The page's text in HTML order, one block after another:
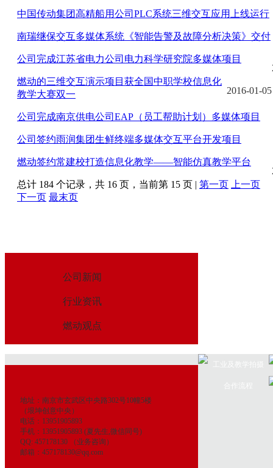
中国传动集团高精船用公司PLC系统三维交互应用上线运行
南瑞继保交互多媒体系统《智能告警及故障分析决策》交付
公司完成江苏省电力公司电力科学研究院多媒体项目
2016-01-05
燃动的三维交互演示项目获全国中职学校信息化
教学大赛双一
公司完成南京供电公司EAP（员工帮助计划）多媒体项目
公司签约雨润集团生鲜终端多媒体交互平台开发项目
燃动签约常建校打造信息化教学——智能仿真教学平台
总计 184 个记录，共 16 页，当前第 15 页 | 第一页
上一页
下一页 最末页
公司新闻
行业资讯
燃动观点
地址：南京市玄武区中央路302号10幢5楼
（垠坤创意中央）
电话：13951905893
手机：13951905893 (夏先生,微信同号)
QQ: 457178130 （业务咨询）
邮箱：457178130@qq.com
工业及教学拍摄